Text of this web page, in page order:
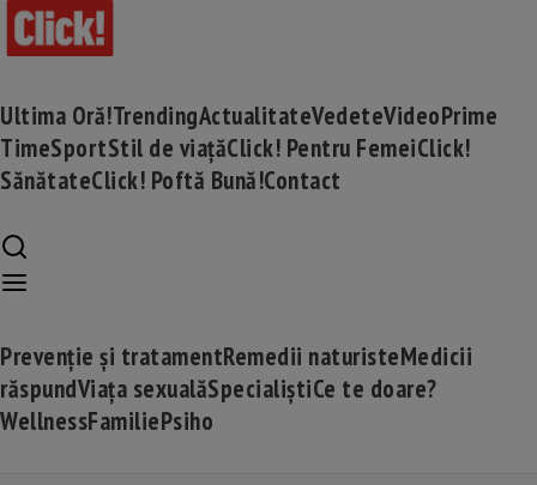
Ultima Oră!TrendingActualitateVedeteVideoPrime
TimeSportStil de viațăClick! Pentru FemeiClick!
SănătateClick! Poftă Bună!Contact
Prevenție și tratamentRemedii naturisteMedicii
răspundViața sexualăSpecialiștiCe te doare?
WellnessFamiliePsiho